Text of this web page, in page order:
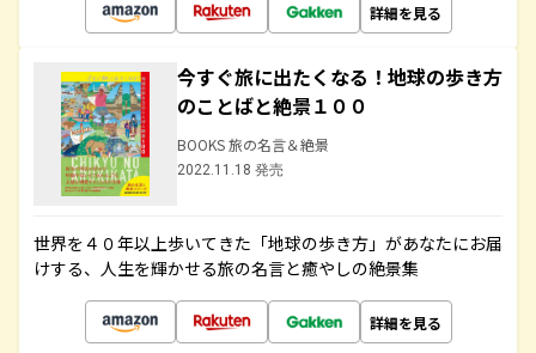
詳細を見る
今すぐ旅に出たくなる！地球の歩き方
のことばと絶景１００
BOOKS 旅の名言＆絶景
2022.11.18 発売
世界を４０年以上歩いてきた「地球の歩き方」があなたにお届
けする、人生を輝かせる旅の名言と癒やしの絶景集
詳細を見る